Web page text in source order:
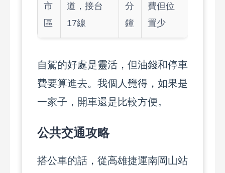
市
區
道，接台
17線
分
鐘
費但位
置少
自駕的好處是靈活，但油錢和停車
費要算進去。我個人覺得，如果是
一家子，開車還是比較方便。
公共交通攻略
搭公車的話，從高雄捷運南岡山站